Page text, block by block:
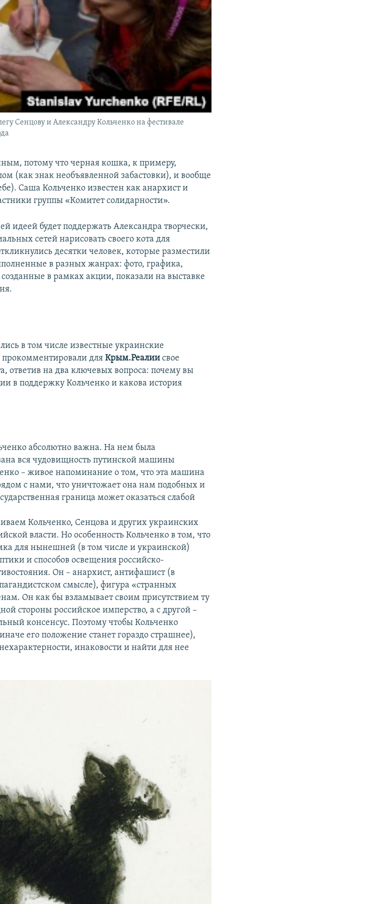
Сенцову и Александру Кольченко на фестивале
потому что черная кошка, к примеру,
(как знак необъявленной забастовки), и вообще
Саша Кольченко известен как анархист и
группы «Комитет солидарности».
идеей будет поддержать Александра творчески,
сетей нарисовать своего кота для
десятки человек, которые разместили
в разных жанрах: фото, графика,
в рамках акции, показали на выставке
в том числе известные украинские
для Крым.Реалии свое
ответив на два ключевых вопроса: почему вы
в поддержку Кольченко и какова история
абсолютно важна. На нем была
вся чудовищность путинской машины
– живое напоминание о том, что эта машина
с нами, что уничтожает она нам подобных и
граница может оказаться слабой
Кольченко, Сенцова и других украинских
власти. Но особенность Кольченко в том, что
для нынешней (в том числе и украинской)
и способов освещения российско-
Он – анархист, антифашист (в
смысле), фигура «странных
Он как бы взламывает своим присутствием ту
стороны российское имперство, а с другой –
консенсус. Поэтому чтобы Кольченко
его положение станет гораздо страшнее),
инаковости и найти для нее